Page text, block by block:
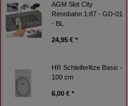
AGM Slot City
Rennbahn 1:87 - GD-01
- BL
24,95 € *
HR Schleiferlitze Basic -
100 cm
6,00 € *